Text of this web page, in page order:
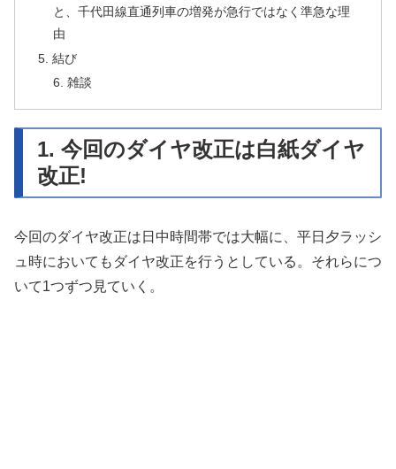
と、千代田線直通列車の増発が急行ではなく準急な理
由
5. 結び
6. 雑談
1. 今回のダイヤ改正は白紙ダイヤ
改正!
今回のダイヤ改正は日中時間帯では大幅に、平日夕ラッシ
ュ時においてもダイヤ改正を行うとしている。それらにつ
いて1つずつ見ていく。